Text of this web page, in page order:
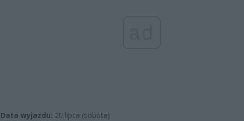
Data wyjazdu: 20 lipca (sobota)